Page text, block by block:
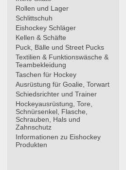
Rollen und Lager
Schlittschuh
Eishockey Schläger
Kellen & Schäfte
Puck, Bälle und Street Pucks
Textilien & Funktionswäsche &
Teambekleidung
Taschen für Hockey
Ausrüstung für Goalie, Torwart
Schiedsrichter und Trainer
Hockeyausrüstung, Tore,
Schnürsenkel, Flasche,
Schrauben, Hals und
Zahnschutz
Informationen zu Eishockey
Produkten